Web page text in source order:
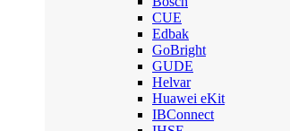
CUE
Edbak
GoBright
GUDE
Helvar
Huawei eKit
IBConnect